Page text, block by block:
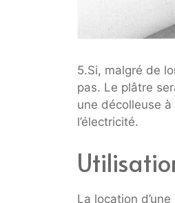
5.Si, malgré de
pas. Le plâtre
une décolleuse
l’électricité.
La location